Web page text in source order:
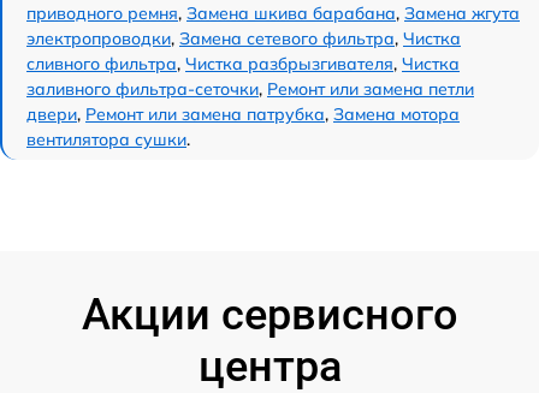
приводного ремня, Замена шкива барабана, Замена жгута
электропроводки, Замена сетевого фильтра, Чистка
сливного фильтра, Чистка разбрызгивателя, Чистка
заливного фильтра-сеточки, Ремонт или замена петли
двери, Ремонт или замена патрубка, Замена мотора
вентилятора сушки.
Акции сервисного
центра